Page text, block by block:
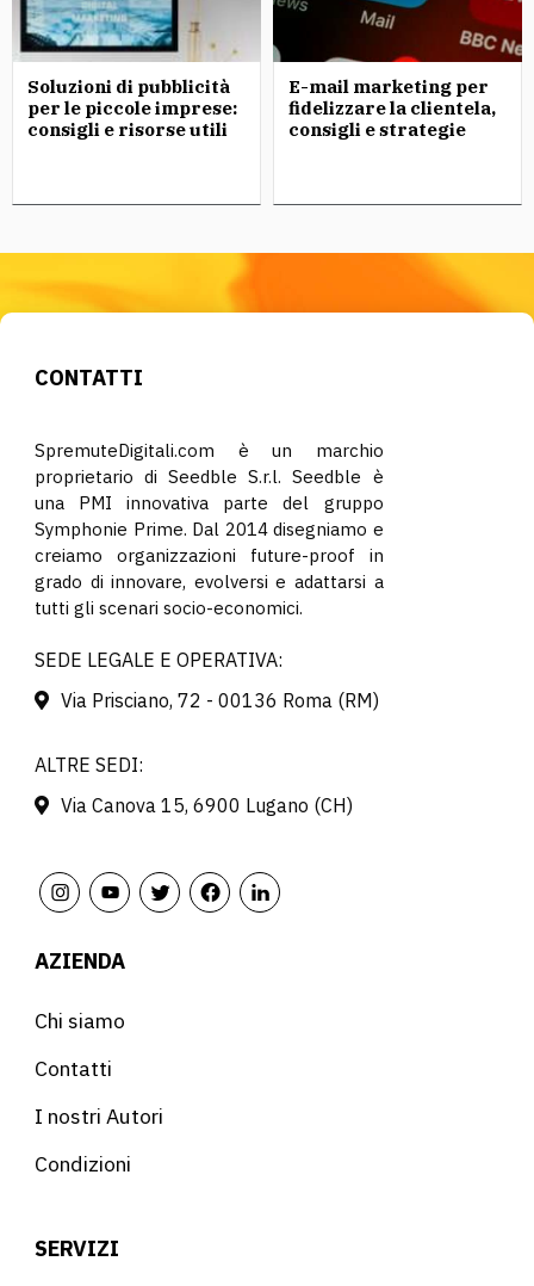
Soluzioni di pubblicità
per le piccole imprese:
consigli e risorse utili
E-mail marketing per
fidelizzare la clientela,
consigli e strategie
CONTATTI
SpremuteDigitali.com è un marchio
proprietario di Seedble S.r.l. Seedble è
una PMI innovativa parte del gruppo
Symphonie Prime. Dal 2014 disegniamo e
creiamo organizzazioni future-proof in
grado di innovare, evolversi e adattarsi a
tutti gli scenari socio-economici.
SEDE LEGALE E OPERATIVA:
Via Prisciano, 72 - 00136 Roma (RM)
ALTRE SEDI:
Via Canova 15, 6900 Lugano (CH)
AZIENDA
Chi siamo
Contatti
I nostri Autori
Condizioni
SERVIZI